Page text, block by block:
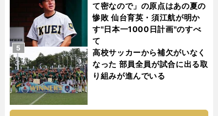
て密なので」の原点はあの夏の
惨敗 仙台育英・須江航が明か
す"日本一1000日計画"のすべ
て
高校サッカーから補欠がいなく
なった 部員全員が試合に出る取
り組みが進んでいる
5